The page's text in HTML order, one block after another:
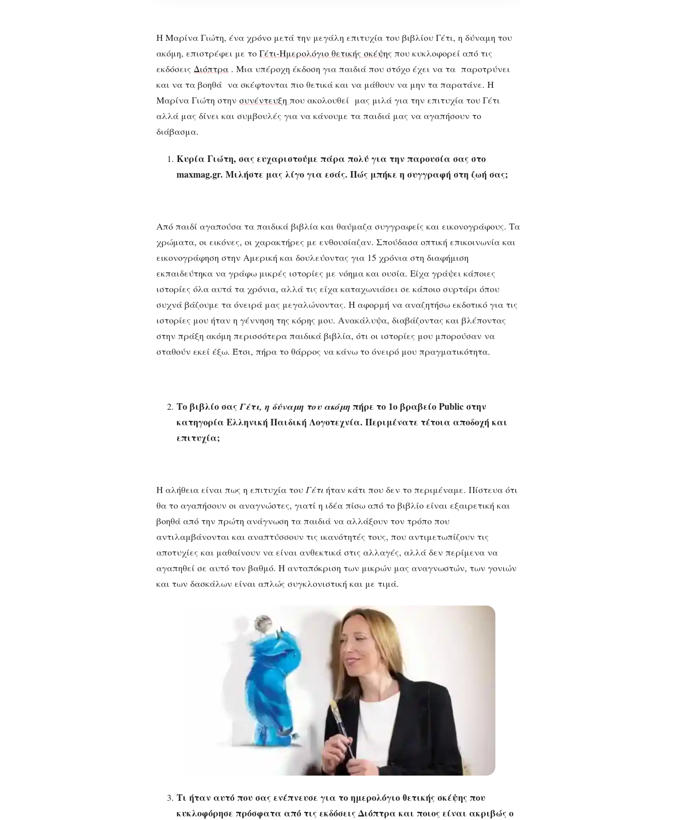
O Γέτι επιστρέφει ξανά με
ένα υπέροχο ημερολόγιο
θετικής σκέψης
υπέροχο
ημερολόγιο
θετικής
σκέψης
Η Μαρίνα Γιώτη, ένα χρόνο μετά την μεγάλη επιτυχία του βιβλίου Γέτι, η δύναμη του
ακόμη, επιστρέφει με το Γέτι-Ημερολόγιο θετικής σκέψης που κυκλοφορεί από τις
εκδόσεις Διόπτρα . Μια υπέροχη έκδοση για παιδιά που στόχο έχει να τα παροτρύνει
και να τα βοηθά να σκέφτονται πιο θετικά και να μάθουν να μην τα παρατάνε. Η
Μαρίνα Γιώτη στην συνέντευξη που ακολουθεί μας μιλά για την επιτυχία του Γέτι
αλλά μας δίνει και συμβουλές για να κάνουμε τα παιδιά μας να αγαπήσουν το
διάβασμα.
Κυρία Γιώτη, σας ευχαριστούμε πάρα πολύ για την παρουσία σας στο
maxmag.gr. Μιλήστε μας λίγο για εσάς. Πώς μπήκε η συγγραφή στη ζωή σας;
Από παιδί αγαπούσα τα παιδικά βιβλία και θαύμαζα συγγραφείς και εικονογράφους. Τα
χρώματα, οι εικόνες, οι χαρακτήρες με ενθουσίαζαν. Σπούδασα οπτική επικοινωνία και
εικονογράφηση στην Αμερική και δουλεύοντας για 15 χρόνια στη διαφήμιση
εκπαιδεύτηκα να γράφω μικρές ιστορίες με νόημα και ουσία. Είχα γράψει κάποιες
ιστορίες όλα αυτά τα χρόνια, αλλά τις είχα καταχωνιάσει σε κάποιο συρτάρι όπου
συχνά βάζουμε τα όνειρά μας μεγαλώνοντας. Η αφορμή να αναζητήσω εκδοτικό για τις
ιστορίες μου ήταν η γέννηση της κόρης μου. Ανακάλυψα, διαβάζοντας και βλέποντας
στην πράξη ακόμη περισσότερα παιδικά βιβλία, ότι οι ιστορίες μου μπορούσαν να
σταθούν εκεί έξω. Έτσι, πήρα το θάρρος να κάνω το όνειρό μου πραγματικότητα.
Το βιβλίο σαςΓέτι, η δύναμη του ακόμη πήρε το 1ο βραβείοPublic στην
κατηγορία Ελληνική Παιδική Λογοτεχνία. Περιμένατε τέτοια αποδοχή και
επιτυχία;
Η αλήθεια είναι πως η επιτυχία του Γέτι ήταν κάτι που δεν το περιμέναμε. Πίστευα ότι
θα το αγαπήσουν οι αναγνώστες, γιατί η ιδέα πίσω από το βιβλίο είναι εξαιρετική και
βοηθά από την πρώτη ανάγνωση τα παιδιά να αλλάξουν τον τρόπο που
αντιλαμβάνονται και αναπτύσσουν τις ικανότητές τους, που αντιμετωπίζουν τις
αποτυχίες και μαθαίνουν να είναι ανθεκτικά στις αλλαγές, αλλά δεν περίμενα να
αγαπηθεί σε αυτό τον βαθμό. Η ανταπόκριση των μικρών μας αναγνωστών, των γονιών
και των δασκάλων είναι απλώς συγκλονιστική και με τιμά.
Τι ήταν αυτό που σας ενέπνευσε για το ημερολόγιο θετικής σκέψης που
κυκλοφόρησε πρόσφατα από τις εκδόσεις Διόπτρα και ποιος είναι ακριβώς ο